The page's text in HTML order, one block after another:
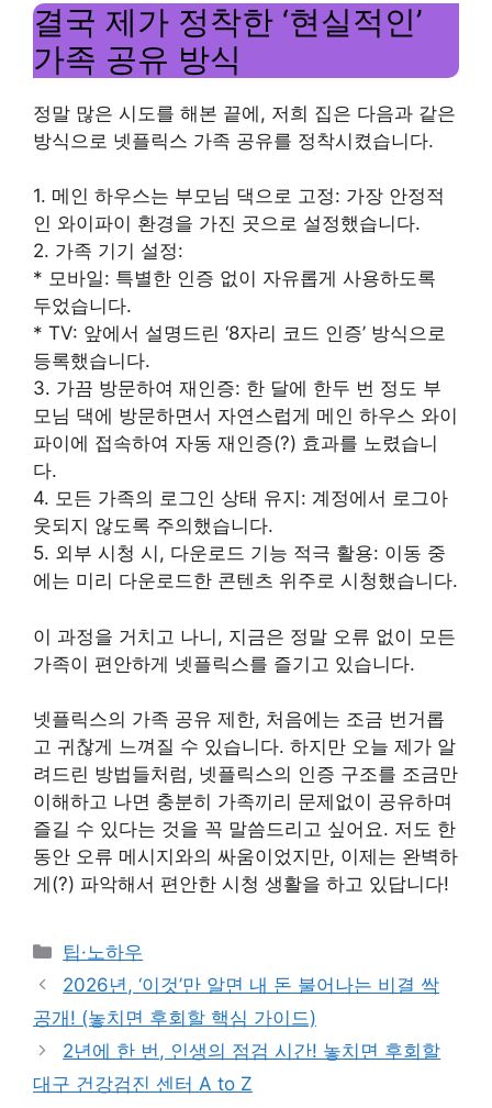
결국 제가 정착한 ‘현실적인’
가족 공유 방식
정말 많은 시도를 해본 끝에, 저희 집은 다음과 같은
방식으로 넷플릭스 가족 공유를 정착시켰습니다.
1. 메인 하우스는 부모님 댁으로 고정: 가장 안정적
인 와이파이 환경을 가진 곳으로 설정했습니다.
2. 가족 기기 설정:
* 모바일: 특별한 인증 없이 자유롭게 사용하도록
두었습니다.
* TV: 앞에서 설명드린 ‘8자리 코드 인증’ 방식으로
등록했습니다.
3. 가끔 방문하여 재인증: 한 달에 한두 번 정도 부
모님 댁에 방문하면서 자연스럽게 메인 하우스 와이
파이에 접속하여 자동 재인증(?) 효과를 노렸습니
다.
4. 모든 가족의 로그인 상태 유지: 계정에서 로그아
웃되지 않도록 주의했습니다.
5. 외부 시청 시, 다운로드 기능 적극 활용: 이동 중
에는 미리 다운로드한 콘텐츠 위주로 시청했습니다.
이 과정을 거치고 나니, 지금은 정말 오류 없이 모든
가족이 편안하게 넷플릭스를 즐기고 있습니다.
넷플릭스의 가족 공유 제한, 처음에는 조금 번거롭
고 귀찮게 느껴질 수 있습니다. 하지만 오늘 제가 알
려드린 방법들처럼, 넷플릭스의 인증 구조를 조금만
이해하고 나면 충분히 가족끼리 문제없이 공유하며
즐길 수 있다는 것을 꼭 말씀드리고 싶어요. 저도 한
동안 오류 메시지와의 싸움이었지만, 이제는 완벽하
게(?) 파악해서 편안한 시청 생활을 하고 있답니다!
Categories
팁·노하우
2026년, ‘이것’만 알면 내 돈 불어나는 비결 싹
공개! (놓치면 후회할 핵심 가이드)
2년에 한 번, 인생의 점검 시간! 놓치면 후회할
대구 건강검진 센터 A to Z